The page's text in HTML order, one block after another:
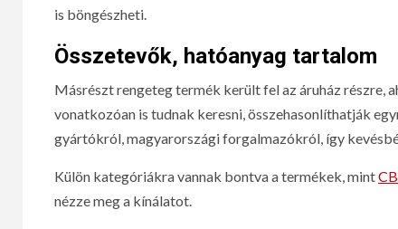
is böngészheti.
Összetevők, hatóanyag tartalom
Másrészt rengeteg termék került fel az áruház részre,
vonatkozóan is tudnak keresni, összehasonlíthatják
gyártókról, magyarországi forgalmazókról, így
Külön kategóriákra vannak bontva a termékek, mint
nézze meg a kínálatot.